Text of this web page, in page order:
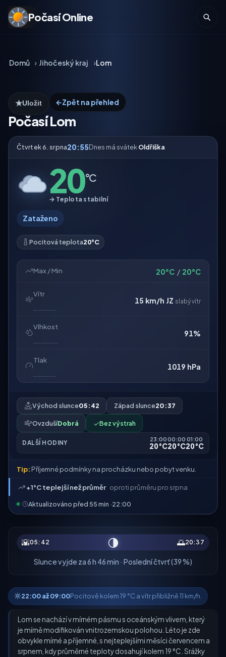
Počasí Online
Domů Jihočeský kraj Lom
←Zpět na přehled
Počasí Lom
★Uložit
Čtvrtek 6. srpna20:55Dnes má svátekOldřiška
20°C
→ Teplota stabilní
Zataženo
Pocitová teplota20°C
Max / Min 20°C / 20°C
Vítr
15 km/h JZ slabý vítr
Vlhkost
91%
Tlak
1019 hPa
Východ slunce05:42 Západ slunce20:37
OvzdušíDobrá ✓Bez výstrah
DALŠÍ HODINY
23:00
20°C
00:00
20°C
01:00
20°C
Tip: Příjemné podmínky na procházku nebo pobyt venku.
+1°C teplejší než průměr oproti průměru pro srpna
Aktualizováno před 55 min ·22:00
🌇05:42 🌗 🌅20:37
Slunce vyjde za 6 h 46 min · Poslední čtvrť (39 %)
22:00 až 09:00Pocitově kolem 19 °C a vítr přibližně 11 km/h.
Lom se nachází v mírném pásmu s oceánským vlivem, který
je mírně modifikován vnitrozemskou polohou. Léto je zde
obvykle mírné a příjemné, s nejteplejšími měsíci červencem a
srpnem, kdy průměrné teploty dosahují kolem 19 °C. Srážky